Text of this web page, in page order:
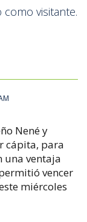
visitante.
Nené y
cápita, para
una ventaja
vencer
miércoles